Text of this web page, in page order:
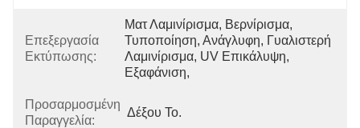
Επεξεργασία
Εκτύπωσης:
Ματ Λαμινίρισμα, Βερνίρισμα,
Τυποποίηση, Ανάγλυφη, Γυαλιστερή
Λαμινίρισμα, UV Επικάλυψη,
Εξαφάνιση,
Προσαρμοσμένη
Παραγγελία:
Δέξου Το.